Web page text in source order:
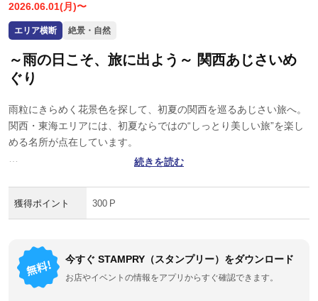
2026.06.01(月)〜
エリア横断 絶景・自然
～雨の日こそ、旅に出よう～ 関西あじさいめ
ぐり
雨粒にきらめく花景色を探して、初夏の関西を巡るあじさい旅へ。
関西・東海エリアには、初夏ならではの“しっとり美しい旅”を楽し
める名所が点在しています。
イトアップが幻想的な名所もそろっています。
咲く場所でそれぞれ違う表情を見せる、あじさいの名所を巡る旅へ
続きを読む
獲得ポイント 300 P
今すぐ STAMPRY（スタンプリー）をダウンロード
お店やイベントの情報をアプリからすぐ確認できます。